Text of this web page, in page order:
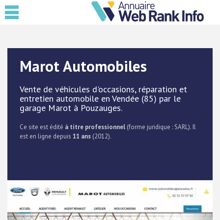
Marot Automobiles
Vente de véhicules d'occasions, réparation et
entretien automobile en Vendée (85) par le
garage Marot à Pouzauges.
Ce site est édité à titre professionnel (forme juridique : SARL). Il
est en ligne depuis 11 ans (2012).